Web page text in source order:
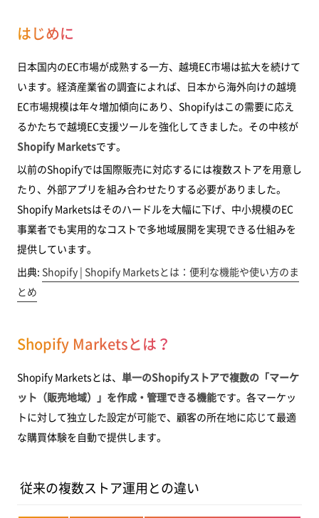
ステップ2: 新しいマーケットを作成
ステップ4: ドメインと SEO 設定
ステップ5: テスト購入で動作確認
プラン別の機能・料金の違い
Shopify Marketsを活用する際のポイント
1. 最初は主力マーケット1〜2か国から始める
2. 翻訳品質にこだわる
3. 送料と関税コストの事前試算を行う
4. 国際SEOの設定を忘れない
よくある質問（Q&A）
はじめに
日本国内のEC市場が成熟する一方、越境EC市場は拡大を続けて
います。経済産業省の調査によれば、日本から海外向けの越境
EC市場規模は年々増加傾向にあり、Shopifyはこの需要に応え
るかたちで越境EC支援ツールを強化してきました。その中核が
Shopify Marketsです。
以前のShopifyでは国際販売に対応するには複数ストアを用意し
たり、外部アプリを組み合わせたりする必要がありました。
Shopify Marketsはそのハードルを大幅に下げ、中小規模のEC
事業者でも実用的なコストで多地域展開を実現できる仕組みを
提供しています。
出典: Shopify | Shopify Marketsとは：便利な機能や使い方のま
とめ
Shopify Marketsとは？
Shopify Marketsとは、 単一のShopifyストアで複数の「マーケ
ット（販売地域）」を作成・管理できる機能です。各マーケッ
トに対して独立した設定が可能で、顧客の所在地に応じて最適
な購買体験を自動で提供します。
従来の複数ストア運用との違い